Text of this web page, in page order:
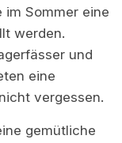
im Sommer eine
werden.
und
eine
vergessen.
gemütliche